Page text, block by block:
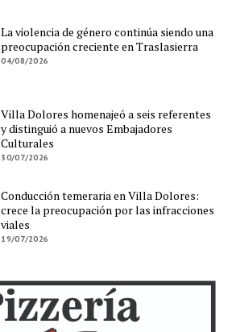
La violencia de género continúa siendo una
preocupación creciente en Traslasierra
04/08/2026
Villa Dolores homenajeó a seis referentes
y distinguió a nuevos Embajadores
Culturales
30/07/2026
Conducción temeraria en Villa Dolores:
crece la preocupación por las infracciones
viales
19/07/2026